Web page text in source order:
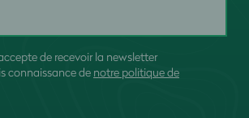
de recevoir la newsletter
connaissance de notre politique de